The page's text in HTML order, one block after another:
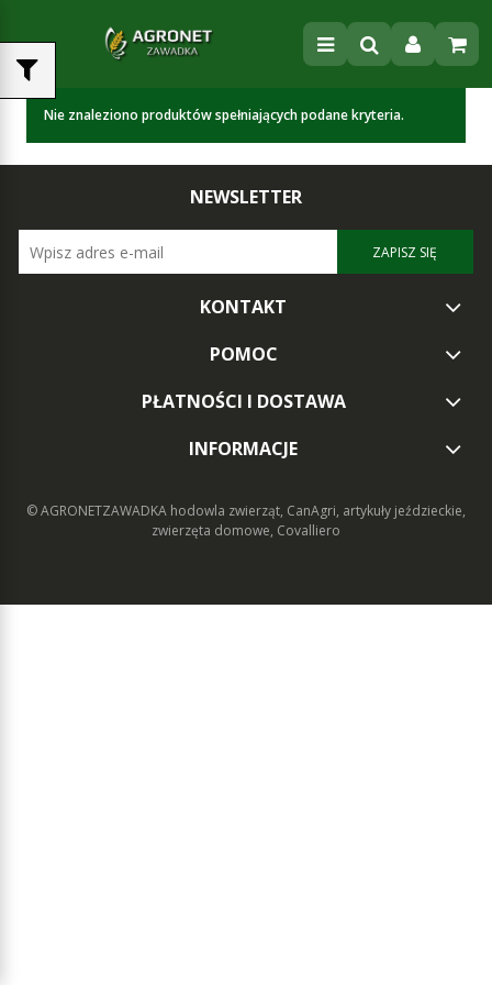
Nie znaleziono produktów spełniających podane kryteria.
NEWSLETTER
ZAPISZ SIĘ
KONTAKT
POMOC
PŁATNOŚCI I DOSTAWA
INFORMACJE
© AGRONETZAWADKA hodowla zwierząt, CanAgri, artykuły jeździeckie,
zwierzęta domowe, Covalliero